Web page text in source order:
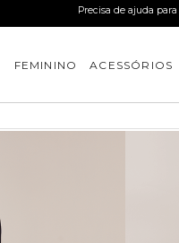
Use o cupom
FEMININO ACESSÓRIOS